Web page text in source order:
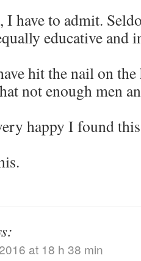
I have to admit.
educative and
hit the nail on the
not enough men
happy I found
at 18 h 38 min